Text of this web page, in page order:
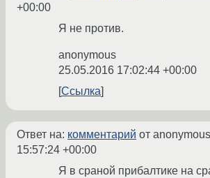
+00:00
Я не против.
anonymous
25.05.2016 17:02:44 +00:00
Ссылка
Ответ на: комментарий от anonymous
15:57:24 +00:00
Я в сраной прибалтике на